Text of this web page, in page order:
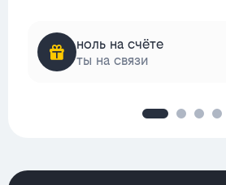
ноль на счёте
ты на связи